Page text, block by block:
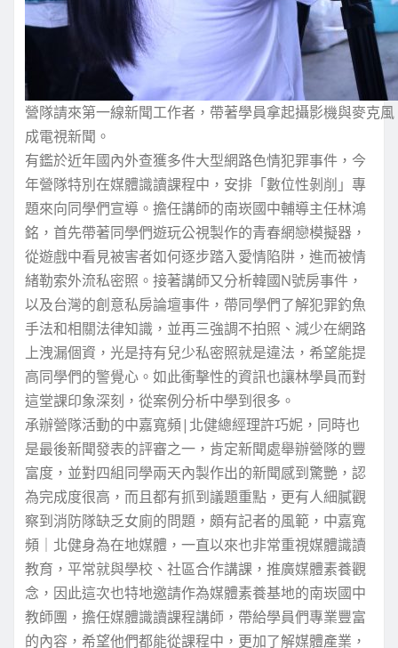
營隊請來第一線新聞工作者，帶著學員拿起攝影機與麥克
成電視新聞。
有鑑於近年國內外查獲多件大型網路色情犯罪事件，今
年營隊特別在媒體識讀課程中，安排「數位性剝削」專
題來向同學們宣導。擔任講師的南崁國中輔導主任林鴻
銘，首先帶著同學們遊玩公視製作的青春網戀模擬器，
從遊戲中看見被害者如何逐步踏入愛情陷阱，進而被情
緒勒索外流私密照。接著講師又分析韓國N號房事件，
以及台灣的創意私房論壇事件，帶同學們了解犯罪釣魚
手法和相關法律知識，並再三強調不拍照、減少在網路
上洩漏個資，光是持有兒少私密照就是違法，希望能提
高同學們的警覺心。如此衝擊性的資訊也讓林學員而對
這堂課印象深刻，從案例分析中學到很多。
承辦營隊活動的中嘉寬頻|北健總經理許巧妮，同時也
是最後新聞發表的評審之一，肯定新聞處舉辦營隊的豐
富度，並對四組同學兩天內製作出的新聞感到驚艷，認
為完成度很高，而且都有抓到議題重點，更有人細膩觀
察到消防隊缺乏女廁的問題，頗有記者的風範，中嘉寬
頻｜北健身為在地媒體，一直以來也非常重視媒體識讀
教育，平常就與學校、社區合作講課，推廣媒體素養觀
念，因此這次也特地邀請作為媒體素養基地的南崁國中
教師團，擔任媒體識讀課程講師，帶給學員們專業豐富
的內容，希望他們都能從課程中，更加了解媒體產業，